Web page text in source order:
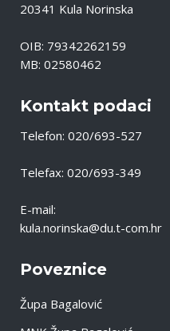
20341 Kula Norinska
OIB: 79342262159
MB: 02580462
Kontakt podaci
Telefon: 020/693-527
Telefax: 020/693-349
E-mail:
kula.norinska@du.t-com.hr
Poveznice
Župa Bagalović